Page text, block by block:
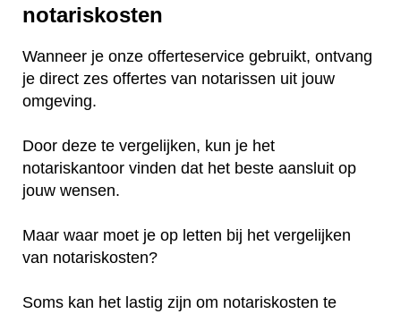
notariskosten
Wanneer je onze offerteservice gebruikt, ontvang
je direct zes offertes van notarissen uit jouw
omgeving.
Door deze te vergelijken, kun je het
notariskantoor vinden dat het beste aansluit op
jouw wensen.
Maar waar moet je op letten bij het vergelijken
van notariskosten?
Soms kan het lastig zijn om notariskosten te